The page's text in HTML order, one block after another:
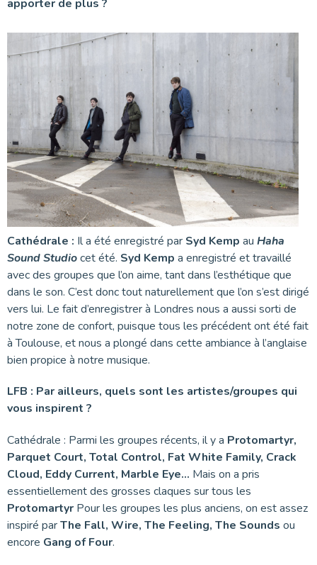
apporter de plus ?
Cathédrale : Il a été enregistré par Syd Kemp au Haha
Sound Studiocet été. Syd Kemp a enregistré et travaillé
avec des groupes que l’on aime, tant dans l’esthétique que
dans le son. C’est donc tout naturellement que l’on s’est dirigé
vers lui. Le fait d’enregistrer à Londres nous a aussi sorti de
notre zone de confort, puisque tous les précédent ont été fait
à Toulouse, et nous a plongé dans cette ambiance à l’anglaise
bien propice à notre musique.
LFB : Par ailleurs, quels sont les artistes/groupes qui
vous inspirent ?
Cathédrale : Parmi les groupes récents, il y a Protomartyr,
Parquet Court, Total Control, Fat White Family, Crack
Cloud, Eddy Current, Marble Eye… Mais on a pris
essentiellement des grosses claques sur tous les
Protomartyr Pour les groupes les plus anciens, on est assez
inspiré parThe Fall, Wire, The Feeling, The Sounds ou
encore Gang of Four.